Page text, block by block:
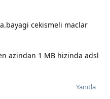
cekismeli maclar
azindan 1 MB hizinda adsl
Yanıtla